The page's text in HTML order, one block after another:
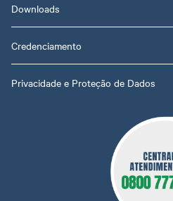
Downloads
Credenciamento
Privacidade e Proteção de Dados